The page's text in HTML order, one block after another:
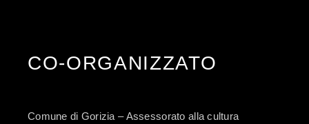
CO-ORGANIZZATO
Comune di Gorizia – Assessorato alla cultura